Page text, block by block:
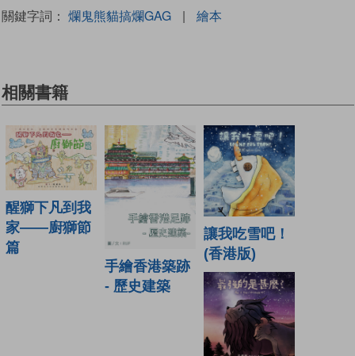
關鍵字詞： 爛鬼熊貓搞爛GAG | 繪本
相關書籍
醒獅下凡到我
家——廚獅節
篇
手繪香港築跡
- 歷史建築
讓我吃雪吧！
(香港版)